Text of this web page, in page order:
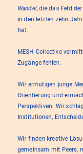
Wandel, die das Feld
in den letzten zehn
hat.
MESH Collective
Zugänge fehlen.
Wir ermutigen junge
Orientierung und
Perspektiven. Wir
Institutionen,
Wir finden kreative
gemeinsam mit Peers,